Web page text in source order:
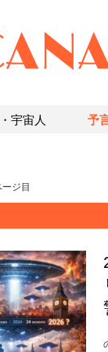
ジ目
宇宙人 予